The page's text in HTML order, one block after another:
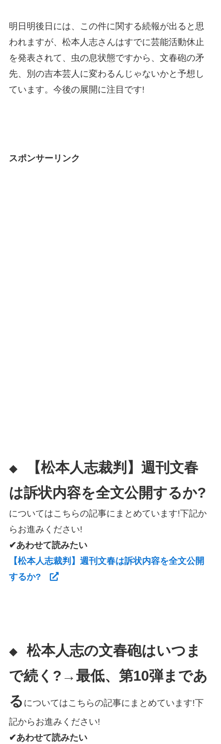
明日明後日には、この件に関する続報が出ると思
われますが、松本人志さんはすでに芸能活動休止
を発表されて、虫の息状態ですから、文春砲の矛
先、別の吉本芸人に変わるんじゃないかと予想し
ています。今後の展開に注目です!
スポンサーリンク
◆
【松本人志裁判】週刊文春
は訴状内容を全文公開するか?
についてはこちらの記事にまとめています!下記か
らお進みください!
✔あわせて読みたい
【松本人志裁判】週刊文春は訴状内容を全文公開
するか?
◆ 松本人志の文春砲はいつま
で続く?→最低、第10弾まであ
る についてはこちらの記事にまとめています!下
記からお進みください!
✔あわせて読みたい